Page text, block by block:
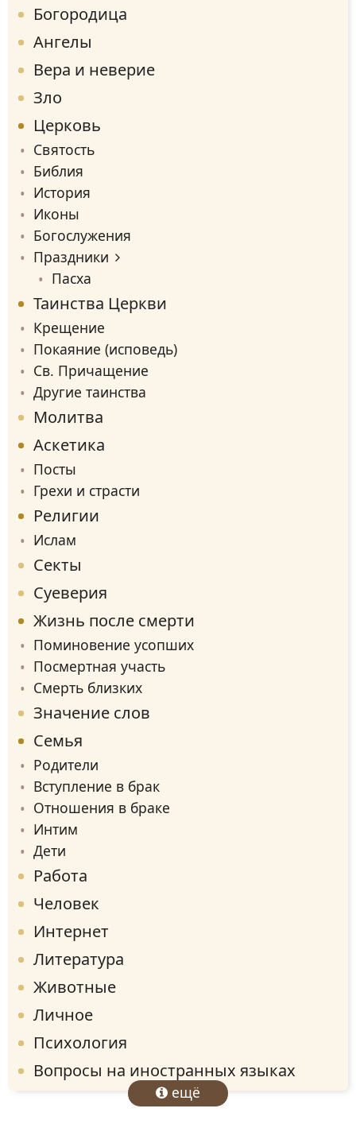
Богородица
Ангелы
Вера и неверие
Зло
Церковь
Святость
Библия
История
Иконы
Богослужения
Праздники
Пасха
Таинства Церкви
Крещение
Покаяние (исповедь)
Св. Причащение
Другие таинства
Молитва
Аскетика
Посты
Грехи и страсти
Религии
Ислам
Секты
Суеверия
Жизнь после смерти
Поминовение усопших
Посмертная участь
Смерть близких
Значение слов
Семья
Родители
Вступление в брак
Отношения в браке
Интим
Дети
Работа
Человек
Интернет
Литература
Животные
Личное
Психология
Вопросы на иностранных языках
ещё